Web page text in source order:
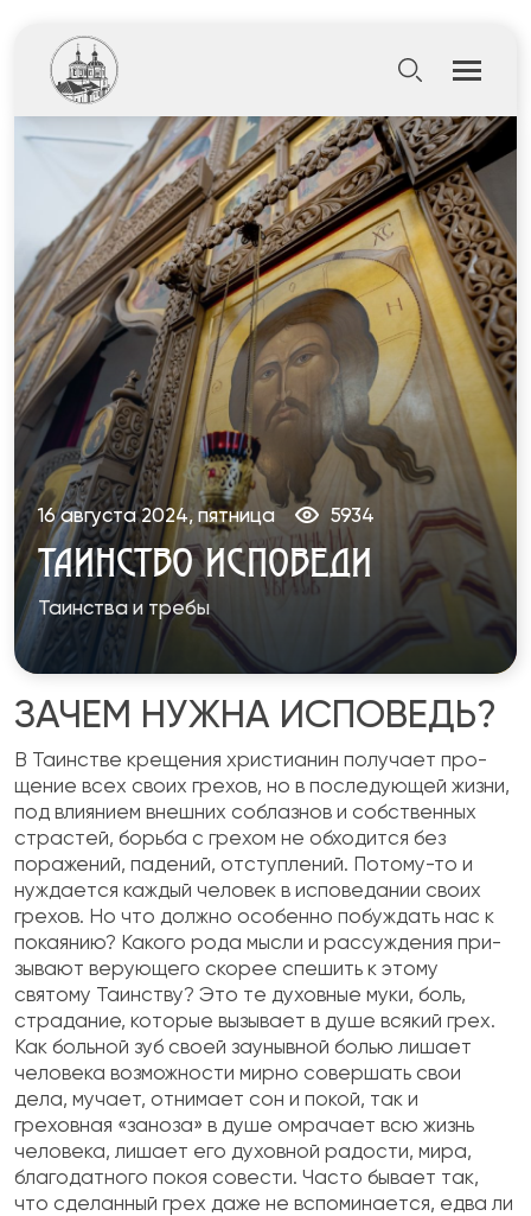
16 августа 2024, пятница 5934
ТАИНСТВО ИСПОВЕДИ
Таинства и требы
ЗАЧЕМ НУЖНА ИСПОВЕДЬ?
В Таинстве крещения христианин получает про­
щение всех своих грехов, но в последующей жиз­ни,
под влиянием внешних соблазнов и собствен­ных
страстей, борьба с грехом не обходится без
поражений, падений, отступлений. Потому-то и
нуждается каждый человек в исповедании своих
грехов. Но что должно особенно побуждать нас к
покаянию? Какого рода мысли и рассуждения при­
зывают верующего скорее спешить к этому
святому Таинству? Это те духовные муки, боль,
страдание, которые вызывает в душе всякий грех.
Как боль­ной зуб своей заунывной болью лишает
человека возможности мирно совершать свои
дела, мучает, отнимает сон и покой, так и
греховная «заноза» в душе омрачает всю жизнь
человека, лишает его духовной радости, мира,
благодатного покоя со­вести. Часто бывает так,
что сделанный грех даже не вспоминается, едва ли